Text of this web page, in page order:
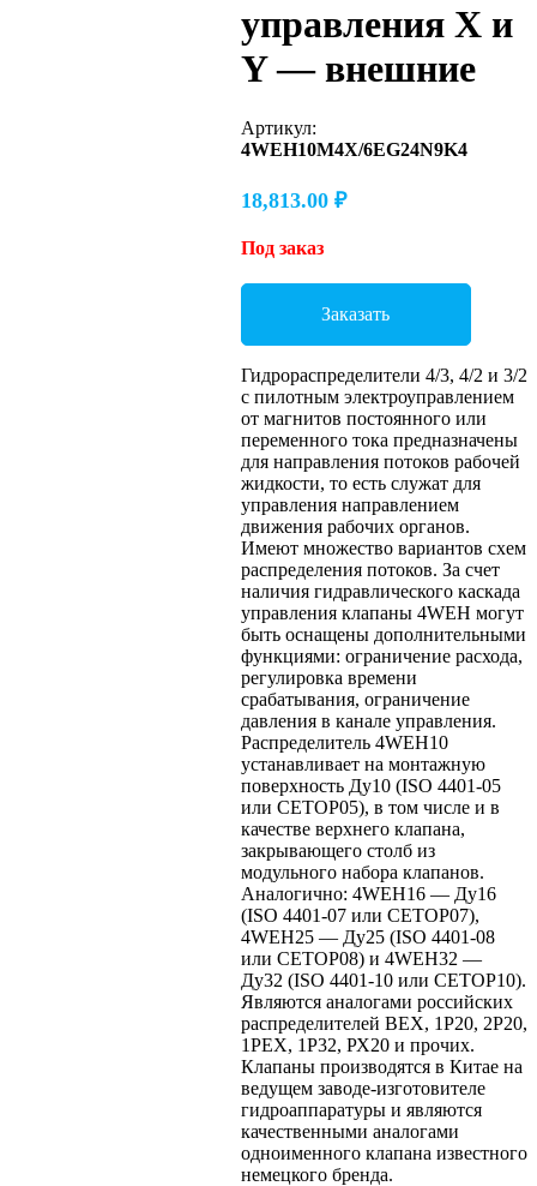
управления X и
Y — внешние
Артикул:
4WEH10M4X/6EG24N9K4
18,813.00 ₽
Под заказ
Заказать
Гидрораспределители 4/3, 4/2 и 3/2
с пилотным электроуправлением
от магнитов постоянного или
переменного тока предназначены
для направления потоков рабочей
жидкости, то есть служат для
управления направлением
движения рабочих органов.
Имеют множество вариантов схем
распределения потоков. За счет
наличия гидравлического каскада
управления клапаны 4WEH могут
быть оснащены дополнительными
функциями: ограничение расхода,
регулировка времени
срабатывания, ограничение
давления в канале управления.
Распределитель 4WEH10
устанавливает на монтажную
поверхность Ду10 (ISO 4401-05
или CETOP05), в том числе и в
качестве верхнего клапана,
закрывающего столб из
модульного набора клапанов.
Аналогично: 4WEH16 — Ду16
(ISO 4401-07 или CETOP07),
4WEH25 — Ду25 (ISO 4401-08
или CETOP08) и 4WEH32 —
Ду32 (ISO 4401-10 или CETOP10).
Являются аналогами российских
распределителей ВЕХ, 1Р20, 2Р20,
1РЕХ, 1Р32, РХ20 и прочих.
Клапаны производятся в Китае на
ведущем заводе-изготовителе
гидроаппаратуры и являются
качественными аналогами
одноименного клапана известного
немецкого бренда.